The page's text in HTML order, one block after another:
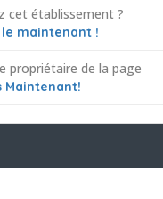
cet établissement ?
maintenant !
propriétaire de la page
Maintenant!